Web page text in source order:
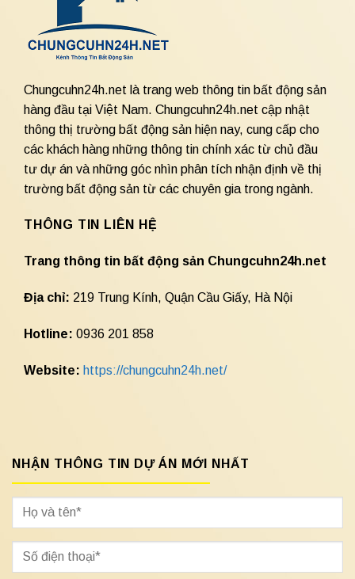
Chungcuhn24h.net là trang web thông tin bất động sản
hàng đầu tại Việt Nam. Chungcuhn24h.net cập nhật
thông thị trường bất động sản hiện nay, cung cấp cho
các khách hàng những thông tin chính xác từ chủ đầu
tư dự án và những góc nhìn phân tích nhận định về thị
trường bất động sản từ các chuyên gia trong ngành.
THÔNG TIN LIÊN HỆ
Trang thông tin bất động sản Chungcuhn24h.net
Địa chỉ: 219 Trung Kính, Quận Cầu Giấy, Hà Nội
Hotline: 0936 201 858
Website: https://chungcuhn24h.net/
NHẬN THÔNG TIN DỰ ÁN MỚI NHẤT